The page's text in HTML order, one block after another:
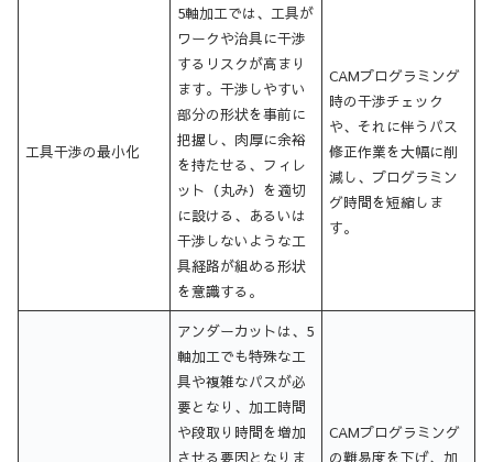
工具干渉の最小化
5軸加工では、工具が
ワークや治具に干渉
するリスクが高まり
ます。干渉しやすい
部分の形状を事前に
把握し、肉厚に余裕
を持たせる、フィレ
ット（丸み）を適切
に設ける、あるいは
干渉しないような工
具経路が組める形状
を意識する。
CAMプログラミング
時の干渉チェック
や、それに伴うパス
修正作業を大幅に削
減し、プログラミン
グ時間を短縮しま
す。
アンダーカットは、5
軸加工でも特殊な工
具や複雑なパスが必
要となり、加工時間
や段取り時間を増加
させる要因となりま
CAMプログラミング
の難易度を下げ、加